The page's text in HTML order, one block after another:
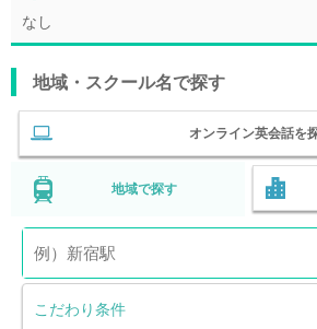
なし
地域・スクール名で探す
オンライン英会話を
地域で探す
こだわり条件